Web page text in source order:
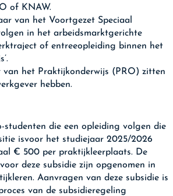
of KNAW.
van het Voortgezet Speciaal
in het arbeidsmarktgerichte
of entreeopleiding binnen het
het Praktijkonderwijs (PRO) zitten
hebben.
die een opleiding volgen die
isvoor het studiejaar 2025/2026
€ 500 per praktijkleerplaats. De
deze subsidie zijn opgenomen in
Aanvragen van deze subsidie is
van de subsidieregeling